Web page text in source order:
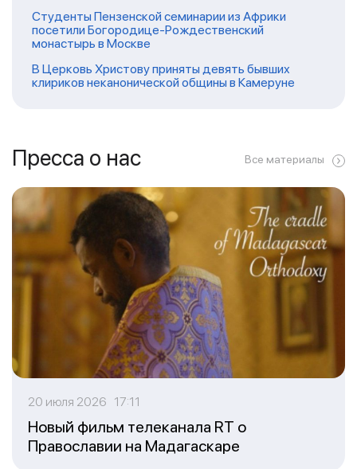
Студенты Пензенской семинарии из Африки
посетили Богородице-Рождественский
монастырь в Москве
В Церковь Христову приняты девять бывших
клириков неканонической общины в Камеруне
Пресса о нас Все материалы
20 июля 2026 17:11
Новый фильм телеканала RT о
Православии на Мадагаскаре